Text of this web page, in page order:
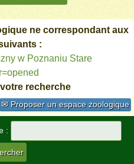
ne correspondant aux
:
w Poznaniu Stare
recherche
✉ Proposer un espace zoologique
: